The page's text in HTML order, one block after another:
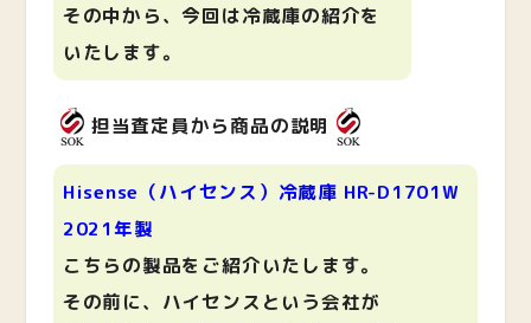
その中から、今回は冷蔵庫の紹介を
いたします。
担当査定員から商品の説明
Hisense（ハイセンス）冷蔵庫 HR-D1701W
2021年製
こちらの製品をご紹介いたします。
その前に、ハイセンスという会社が